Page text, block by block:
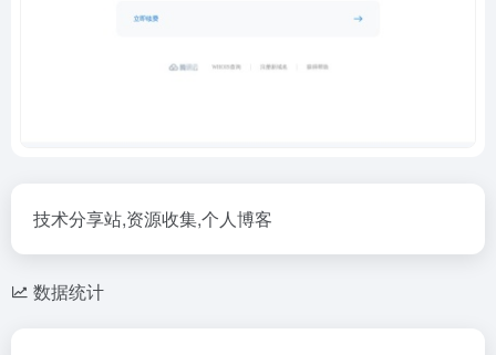
技术分享站,资源收集,个人博客
数据统计